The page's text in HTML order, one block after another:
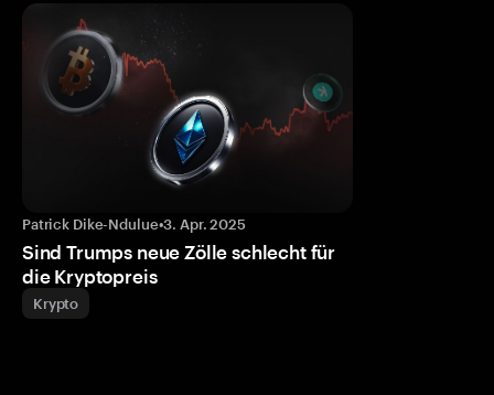
Patrick Dike-Ndulue•3. Apr. 2025
Sind Trumps neue Zölle schlecht für
die Kryptopreis
Krypto